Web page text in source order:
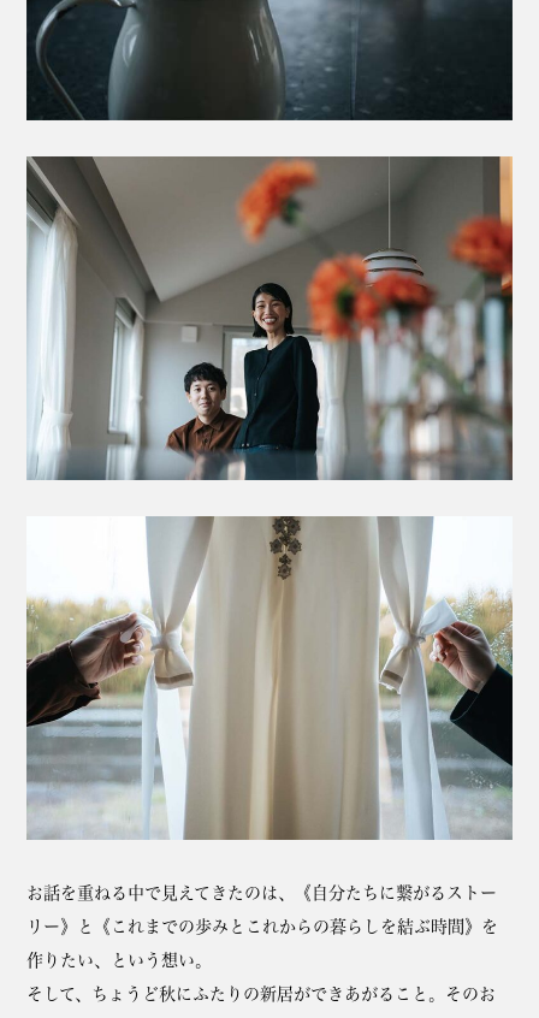
お話を重ねる中で見えてきたのは、《自分たちに繋がるストー
リー》と《これまでの歩みとこれからの暮らしを結ぶ時間》を
作りたい、という想い。
そして、ちょうど秋にふたりの新居ができあがること。そのお